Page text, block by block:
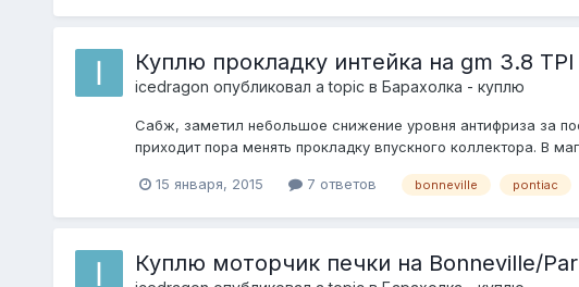
Куплю прокладку интейка на gm 3.8 TPI
icedragon опубликовал a topic в Барахолка - куплю
Сабж, заметил небольшое снижение уровня антифриза за
приходит пора менять прокладку впускного коллектора. В
15 января, 2015 7 ответов bonneville pontiac
Куплю моторчик печки на Bonneville/